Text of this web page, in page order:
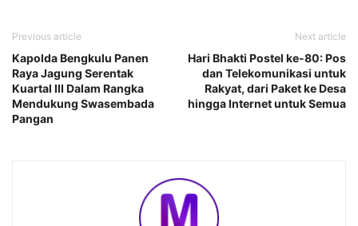
Previous article
Kapolda Bengkulu Panen
Raya Jagung Serentak
Kuartal III Dalam Rangka
Mendukung Swasembada
Pangan
Next article
Hari Bhakti Postel ke-80: Pos
dan Telekomunikasi untuk
Rakyat, dari Paket ke Desa
hingga Internet untuk Semua